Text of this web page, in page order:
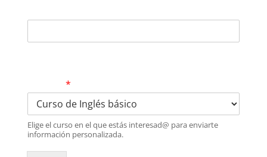
*
Elige el curso en el que estás interesad@ para enviarte
información personalizada.